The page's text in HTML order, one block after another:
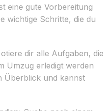
eine gute Vorbereitung
wichtige Schritte, die du
dir alle Aufgaben, die
Umzug erledigt werden
Überblick und kannst